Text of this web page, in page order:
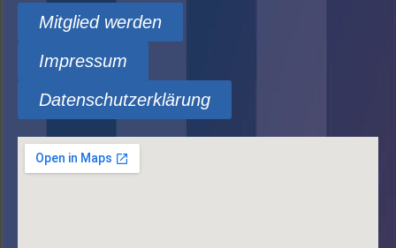
Mitglied werden
Impressum
Datenschutzerklärung